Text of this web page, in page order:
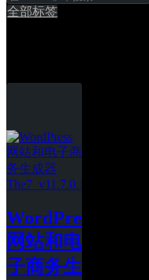
全部标签
WordPress
网站和电
子商务生